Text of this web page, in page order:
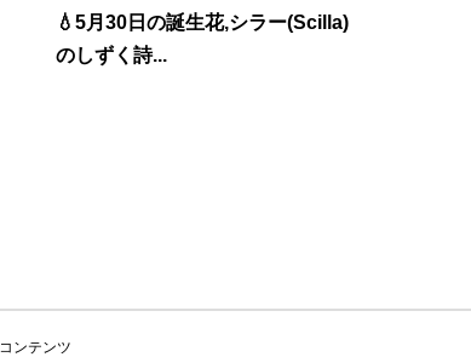
💧5月30日の誕生花,シラー(Scilla)
のしずく詩...
コンテンツ